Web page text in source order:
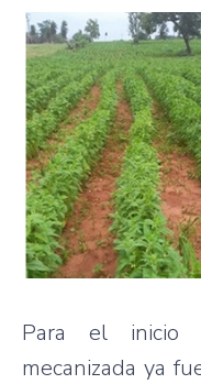
Para el inicio
mecanizada ya